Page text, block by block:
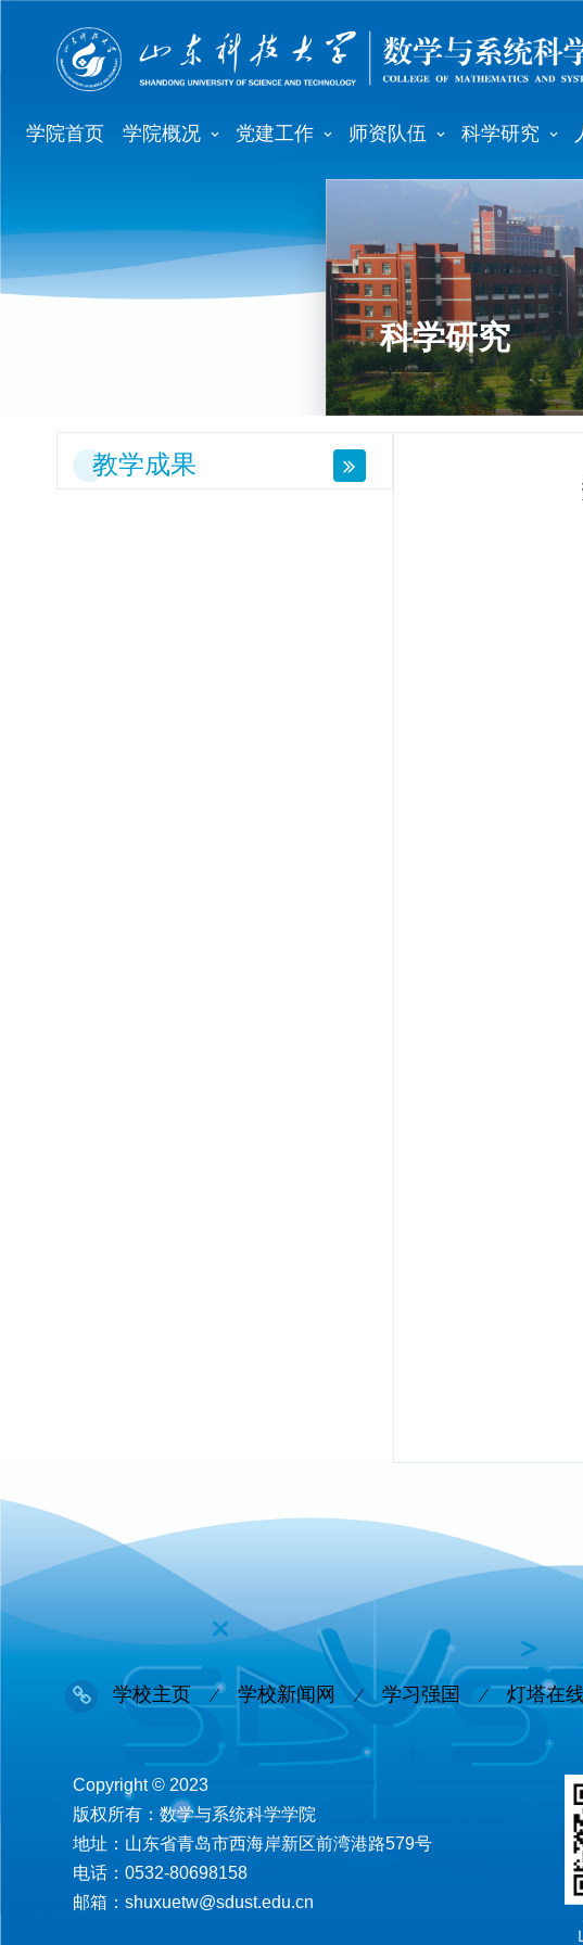
学院首页 学院概况 党建工作 师资队伍 科学研究
科学研究
教学成果
学校主页 学校新闻网 学习强国 灯塔在
Copyright © 2023
版权所有：数学与系统科学学院
地址：山东省青岛市西海岸新区前湾港路579号
电话：0532-80698158
邮箱：shuxuetw@sdust.edu.cn